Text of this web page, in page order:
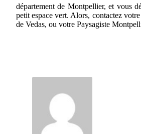
département de Montpellier, et vous
petit espace vert. Alors, contactez
de Vedas, ou votre Paysagiste